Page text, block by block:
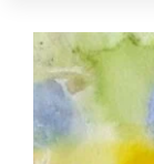
maalikoolis
94